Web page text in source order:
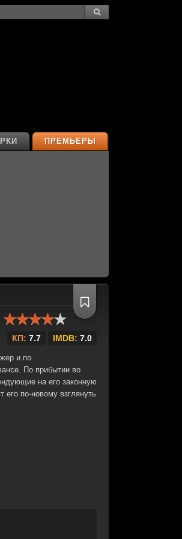
ПРЕМЬЕРЫ
КП: 7.7 IMDB: 7.0
и по
По прибытии во
на его законную
его по-новому взглянуть